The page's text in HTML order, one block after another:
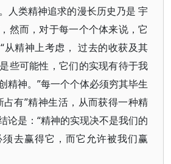
人类精神追求的漫长历史乃是 宇
然而，对于每一个个体来说，它
从精神上考虑， 过去的收获及其
些可能性，它们的实现有待于我
精神。”每一个个体必须穷其毕生
占有”精神生活，从而获得一种精
论是：“精神的实现决不是我们的
去赢得它，而它允许被我们赢